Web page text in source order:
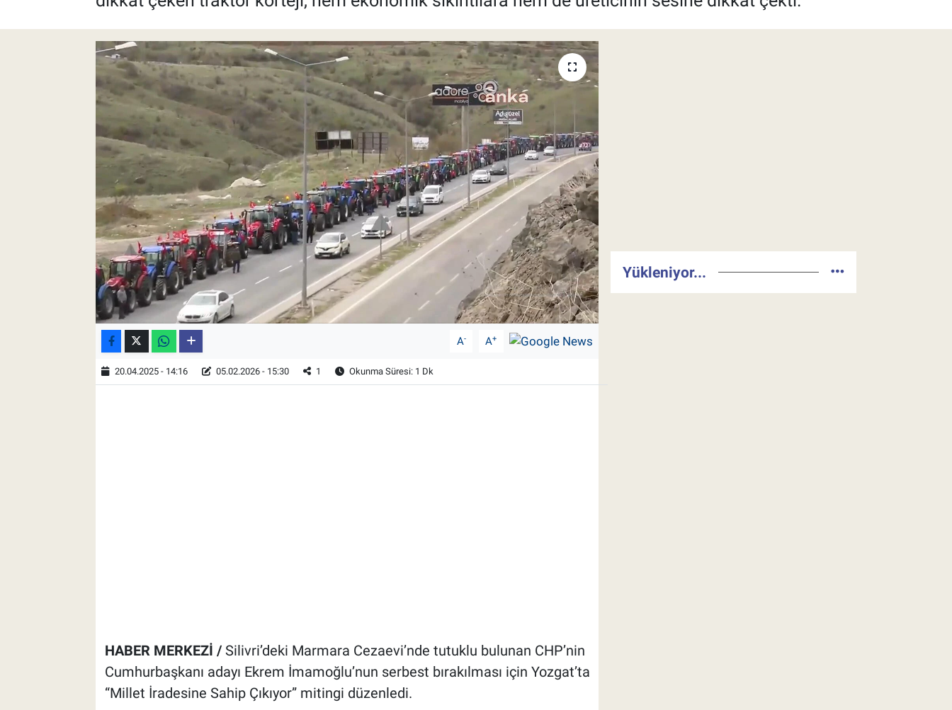
A- A+
20.04.2025 - 14:16 05.02.2026 - 15:30 1 Okunma Süresi: 1 Dk
HABER MERKEZİ /Silivri’deki Marmara Cezaevi’nde tutuklu bulunan CHP’nin
Cumhurbaşkanı adayı Ekrem İmamoğlu’nun serbest bırakılması için Yozgat’ta
“Millet İradesine Sahip Çıkıyor” mitingi düzenledi.
Yükleniyor...
Pankobirlik
Et fiyatları
Tarım Bilgisi
Yetiştirici Soruyor
Dünyada Tarım
Üretici Birlikleri
Şeker ve Şekerli Mamüller
Tahıllar ve Baklagiller